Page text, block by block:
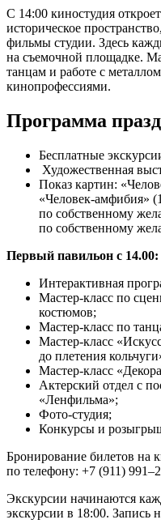
С 14:00 киностудия
историческое
фильмы студии. Здесь
на съемочной площадке.
танцам и работе с
кинопрофессиями.
Программа
Бесплатные
Художественная
Показ картин:
«Человек-амфибия»
по собственному
по собственному
Первый павильон с 14.00:
Интерактивная
Мастер-класс по
костюмов;
Мастер-класс по
Мастер-класс
до плетения
Мастер-класс
Актерский отдел с
«Ленфильма»;
Фото-студия;
Конкурсы и
Бронирование билетов на
по телефону: +7 (911)
Экскурсии начинаются
экскурсии в 18:00. Запись